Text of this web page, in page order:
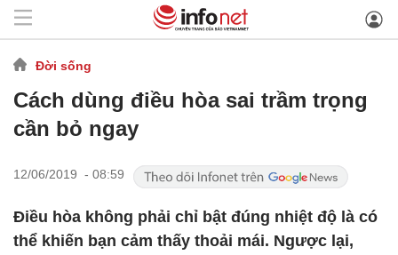
Đời sống
Cách dùng điều hòa sai trầm trọng
cần bỏ ngay
12/06/2019 - 08:59
Điều hòa không phải chỉ bật đúng nhiệt độ là có
thể khiến bạn cảm thấy thoải mái. Ngược lại,